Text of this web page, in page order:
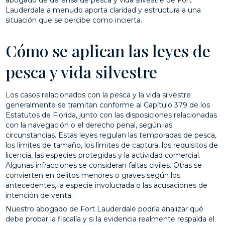
Lauderdale a menudo aporta claridad y estructura a una
situación que se percibe como incierta.
Cómo se aplican las leyes de
pesca y vida silvestre
Los casos relacionados con la pesca y la vida silvestre
generalmente se tramitan conforme al Capítulo 379 de los
Estatutos de Florida, junto con las disposiciones relacionadas
con la navegación o el derecho penal, según las
circunstancias. Estas leyes regulan las temporadas de pesca,
los límites de tamaño, los límites de captura, los requisitos de
licencia, las especies protegidas y la actividad comercial.
Algunas infracciones se consideran faltas civiles. Otras se
convierten en delitos menores o graves según los
antecedentes, la especie involucrada o las acusaciones de
intención de venta.
Nuestro abogado de Fort Lauderdale podría analizar qué
debe probar la fiscalía y si la evidencia realmente respalda el